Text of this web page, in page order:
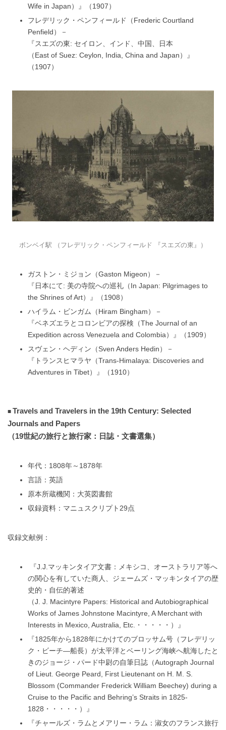
Wife in Japan）』（1907）
フレデリック・ペンフィールド（Frederic Courtland
Penfield）－
『スエズの東: セイロン、インド、中国、日本
（East of Suez: Ceylon, India, China and Japan）』
（1907）
ボンベイ駅 （フレデリック・ペンフィールド 『スエズの東』）
ガストン・ミジョン（Gaston Migeon）－
『日本にて: 美の寺院への巡礼（In Japan: Pilgrimages to
the Shrines of Art）』（1908）
ハイラム・ビンガム（Hiram Bingham）－
『ベネズエラとコロンビアの探検（The Journal of an
Expedition across Venezuela and Colombia）』（1909）
スヴェン・ヘディン（Sven Anders Hedin）－
『トランスヒマラヤ（Trans-Himalaya: Discoveries and
Adventures in Tibet）』（1910）
Travels and Travelers in the 19th Century: Selected
Journals and Papers
（19世紀の旅行と旅行家：日誌・文書選集）
年代：1808年～1878年
言語：英語
原本所蔵機関：大英図書館
収録資料：マニュスクリプト29点
収録文献例：
『J.J.マッキンタイア文書：メキシコ、オーストラリア等へ
の関心を有していた商人、ジェームズ・マッキンタイアの歴
史的・自伝的著述
（J. J. Macintyre Papers: Historical and Autobiographical
Works of James Johnstone Macintyre, A Merchant with
Interests in Mexico, Australia, Etc.・・・・・）』
『1825年から1828年にかけてのブロッサム号（フレデリッ
ク・ビーチ―船長）が太平洋とベーリング海峡へ航海したと
きのジョージ・パード中尉の自筆日誌（Autograph Journal
of Lieut. George Peard, First Lieutenant on H. M. S.
Blossom (Commander Frederick William Beechey) during a
Cruise to the Pacific and Behring’s Straits in 1825-
1828・・・・・）』
『チャールズ・ラムとメアリー・ラム：淑女のフランス旅行